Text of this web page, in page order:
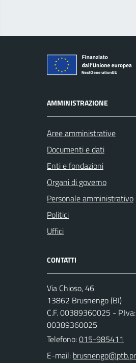
AMMINISTRAZIONE
Aree amministrative
Documenti e dati
Enti e fondazioni
Organi di governo
Personale amministrativo
Politici
Uffici
CONTATTI
Via Chioso, 46
13862 Brusnengo (BI)
C.F. 00389360025 - P.Iva:
00389360025
Telefono:015-985411
E-mail: